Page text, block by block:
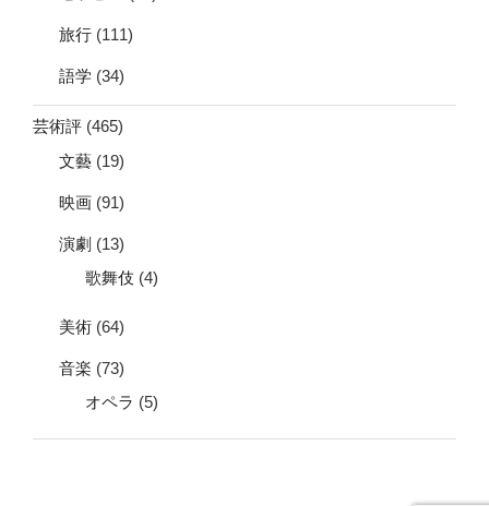
旅行 (111)
語学 (34)
芸術評 (465)
文藝 (19)
映画 (91)
演劇 (13)
歌舞伎 (4)
美術 (64)
音楽 (73)
オペラ (5)